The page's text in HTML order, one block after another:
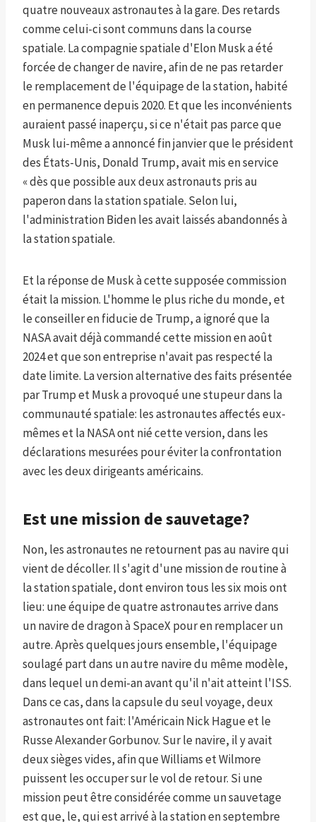
quatre nouveaux astronautes à la gare. Des retards
comme celui-ci sont communs dans la course
spatiale. La compagnie spatiale d'Elon Musk a été
forcée de changer de navire, afin de ne pas retarder
le remplacement de l'équipage de la station, habité
en permanence depuis 2020. Et que les inconvénients
auraient passé inaperçu, si ce n'était pas parce que
Musk lui-même a annoncé fin janvier que le président
des États-Unis, Donald Trump, avait mis en service
« dès que possible aux deux astronauts pris au
paperon dans la station spatiale. Selon lui,
l'administration Biden les avait laissés abandonnés à
la station spatiale.
Et la réponse de Musk à cette supposée commission
était la mission. L'homme le plus riche du monde, et
le conseiller en fiducie de Trump, a ignoré que la
NASA avait déjà commandé cette mission en août
2024 et que son entreprise n'avait pas respecté la
date limite. La version alternative des faits présentée
par Trump et Musk a provoqué une stupeur dans la
communauté spatiale: les astronautes affectés eux-
mêmes et la NASA ont nié cette version, dans les
déclarations mesurées pour éviter la confrontation
avec les deux dirigeants américains.
Est une mission de sauvetage?
Non, les astronautes ne retournent pas au navire qui
vient de décoller. Il s'agit d'une mission de routine à
la station spatiale, dont environ tous les six mois ont
lieu: une équipe de quatre astronautes arrive dans
un navire de dragon à SpaceX pour en remplacer un
autre. Après quelques jours ensemble, l'équipage
soulagé part dans un autre navire du même modèle,
dans lequel un demi-an avant qu'il n'ait atteint l'ISS.
Dans ce cas, dans la capsule du seul voyage, deux
astronautes ont fait: l'Américain Nick Hague et le
Russe Alexander Gorbunov. Sur le navire, il y avait
deux sièges vides, afin que Williams et Wilmore
puissent les occuper sur le vol de retour. Si une
mission peut être considérée comme un sauvetage
est que, le, qui est arrivé à la station en septembre